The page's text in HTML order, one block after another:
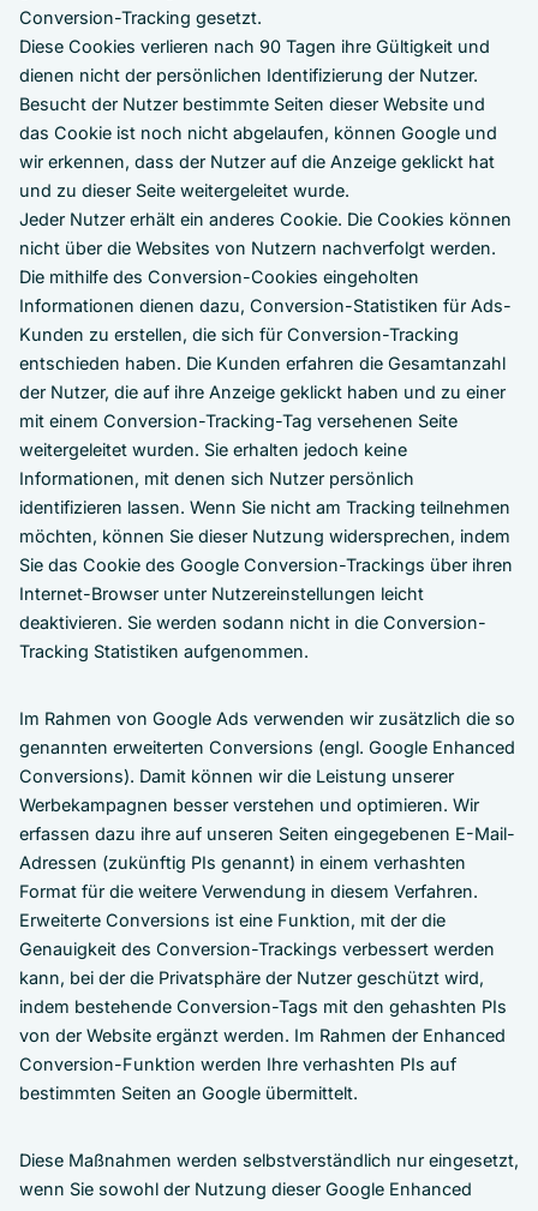
Conversion-Tracking gesetzt.
Diese Cookies verlieren nach 90 Tagen ihre Gültigkeit und
dienen nicht der persönlichen Identifizierung der Nutzer.
Besucht der Nutzer bestimmte Seiten dieser Website und
das Cookie ist noch nicht abgelaufen, können Google und
wir erkennen, dass der Nutzer auf die Anzeige geklickt hat
und zu dieser Seite weitergeleitet wurde.
Jeder Nutzer erhält ein anderes Cookie. Die Cookies können
nicht über die Websites von Nutzern nachverfolgt werden.
Die mithilfe des Conversion-Cookies eingeholten
Informationen dienen dazu, Conversion-Statistiken für Ads-
Kunden zu erstellen, die sich für Conversion-Tracking
entschieden haben. Die Kunden erfahren die Gesamtanzahl
der Nutzer, die auf ihre Anzeige geklickt haben und zu einer
mit einem Conversion-Tracking-Tag versehenen Seite
weitergeleitet wurden. Sie erhalten jedoch keine
Informationen, mit denen sich Nutzer persönlich
identifizieren lassen. Wenn Sie nicht am Tracking teilnehmen
möchten, können Sie dieser Nutzung widersprechen, indem
Sie das Cookie des Google Conversion-Trackings über ihren
Internet-Browser unter Nutzereinstellungen leicht
deaktivieren. Sie werden sodann nicht in die Conversion-
Tracking Statistiken aufgenommen.
Im Rahmen von Google Ads verwenden wir zusätzlich die so
genannten erweiterten Conversions (engl. Google Enhanced
Conversions). Damit können wir die Leistung unserer
Werbekampagnen besser verstehen und optimieren. Wir
erfassen dazu ihre auf unseren Seiten eingegebenen E-Mail-
Adressen (zukünftig PIs genannt) in einem verhashten
Format für die weitere Verwendung in diesem Verfahren.
Erweiterte Conversions ist eine Funktion, mit der die
Genauigkeit des Conversion-Trackings verbessert werden
kann, bei der die Privatsphäre der Nutzer geschützt wird,
indem bestehende Conversion-Tags mit den gehashten PIs
von der Website ergänzt werden. Im Rahmen der Enhanced
Conversion-Funktion werden Ihre verhashten PIs auf
bestimmten Seiten an Google übermittelt.
Diese Maßnahmen werden selbstverständlich nur eingesetzt,
wenn Sie sowohl der Nutzung dieser Google Enhanced